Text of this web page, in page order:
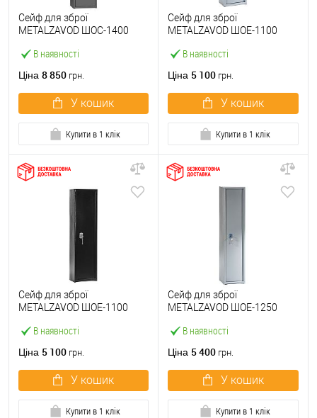
В наявності
Сейф для зброї
METALZAVOD ШОC-1400
Ціна 8 850 грн.
У кошик
Купити в 1 клік
В наявності
Сейф для зброї
METALZAVOD ШОЕ-1100
Ціна 5 100 грн.
У кошик
Купити в 1 клік
В наявності
Сейф для зброї
METALZAVOD ШОЕ-1100
Ціна 5 100 грн.
У кошик
Купити в 1 клік
В наявності
Сейф для зброї
METALZAVOD ШОЕ-1250
Ціна 5 400 грн.
У кошик
Купити в 1 клік